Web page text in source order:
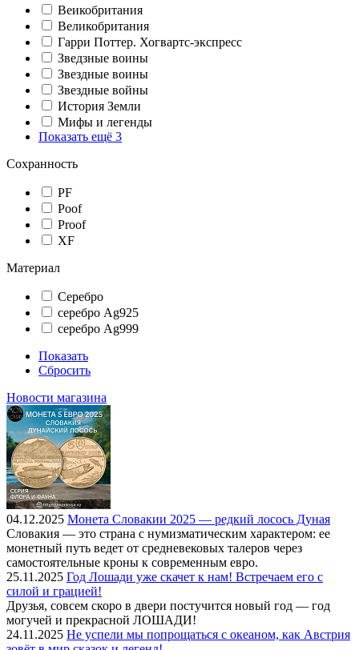
Веикобритания
Великобритания
Гарри Поттер. Хогвартс-экспресс
Зведзные воины
Звездные воины
Звездные войны
История Земли
Мифы и легенды
Показать ещё 3
Сохранность
PF
Poof
Proof
XF
Материал
Серебро
серебро Ag925
серебро Ag999
Показать
Сбросить
Новости магазина
04.12.2025 Монета Словакии 2025 — редкий лосось Дуная
Словакия — это страна с нумизматическим характером: ее
монетный путь ведет от средневековых талеров через
самостоятельные кроны к современным евро.
25.11.2025 Год Лошади уже скачет к нам! Встречаем его с
силой и грацией!
Друзья, совсем скоро в двери постучится новый год — год
могучей и прекрасной ЛОШАДИ!
24.11.2025 Не успели мы попрощаться с океаном, как Австрия